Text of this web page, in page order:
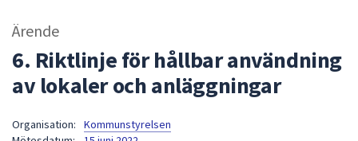
sökfältet
kommer
sökförslag
Ärende
6. Riktlinje för hållbar användning
av lokaler och anläggningar
Organisation:
Kommunstyrelsen